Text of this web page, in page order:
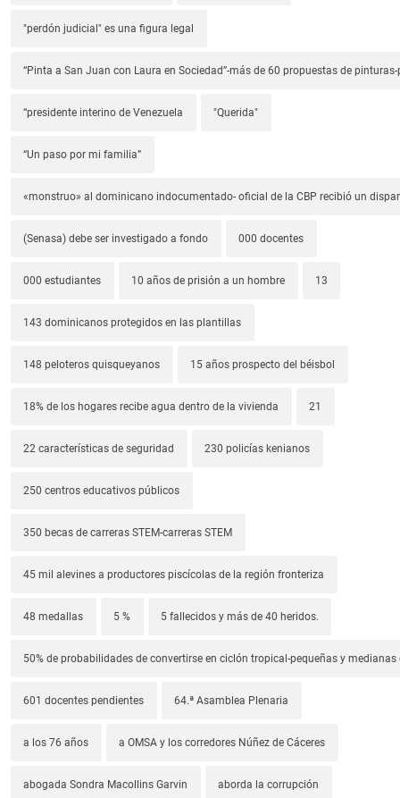
"perdón judicial" es una figura legal
“Pinta a San Juan con Laura en Sociedad”-más de 60 propuestas de
“presidente interino de Venezuela "Querida"
“Un paso por mi familia”
«monstruo» al dominicano indocumentado- oficial de la CBP recibió un
(Senasa) debe ser investigado a fondo 000 docentes
000 estudiantes 10 años de prisión a un hombre 13
143 dominicanos protegidos en las plantillas
148 peloteros quisqueyanos 15 años prospecto del béisbol
18% de los hogares recibe agua dentro de la vivienda 21
22 características de seguridad 230 policías kenianos
250 centros educativos públicos
350 becas de carreras STEM-carreras STEM
45 mil alevines a productores piscícolas de la región fronteriza
48 medallas 5 % 5 fallecidos y más de 40 heridos.
50% de probabilidades de convertirse en ciclón tropical-pequeñas y
601 docentes pendientes 64.ª Asamblea Plenaria
a los 76 años a OMSA y los corredores Núñez de Cáceres
abogada Sondra Macollins Garvin aborda la corrupción